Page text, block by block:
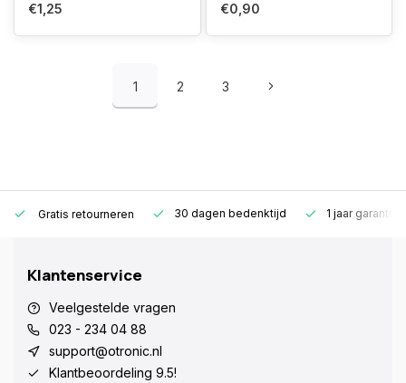
€1,25 €0,90
1 2 3
Gratis retourneren 30 dagen bedenktijd 1 jaar garantie
Klantenservice
Veelgestelde vragen
023 - 234 04 88
support@otronic.nl
Klantbeoordeling 9.5!